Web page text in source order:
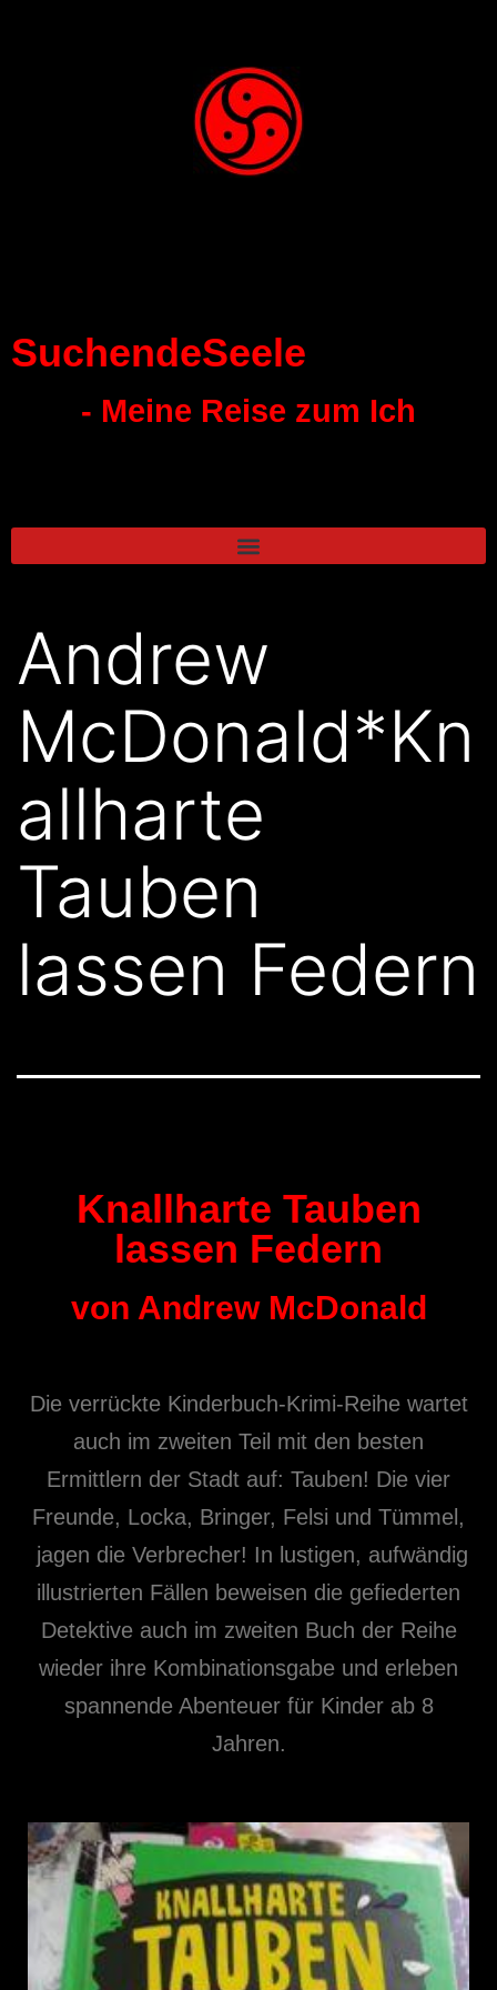
SuchendeSeele
- Meine Reise zum Ich
Andrew
McDonald*Kn
allharte
Tauben
lassen Federn
Knallharte Tauben
lassen Federn
von Andrew McDonald
Die verrückte Kinderbuch-Krimi-Reihe wartet
auch im zweiten Teil mit den besten
Ermittlern der Stadt auf: Tauben! Die vier
Freunde, Locka, Bringer, Felsi und Tümmel,
jagen die Verbrecher! In lustigen, aufwändig
illustrierten Fällen beweisen die gefiederten
Detektive auch im zweiten Buch der Reihe
wieder ihre Kombinationsgabe und erleben
spannende Abenteuer für Kinder ab 8
Jahren.